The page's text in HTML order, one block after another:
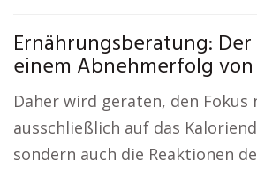
Ernährungsberatung:
einem Abnehmerfolg
Daher wird geraten, den Fokus
ausschließlich auf das
sondern auch die Reaktionen